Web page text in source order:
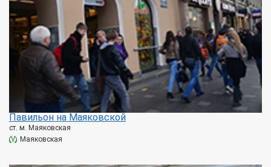
Павильон на Маяковской
ст. м. Маяковская
Маяковская